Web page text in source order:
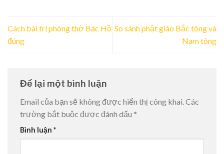
Cách bài trí phòng thờ Bác Hồ
đúng
So sánh phật giáo Bắc tông và
Nam tông
Để lại một bình luận
Email của bạn sẽ không được hiển thị công khai.Các
trường bắt buộc được đánh dấu *
Bình luận *